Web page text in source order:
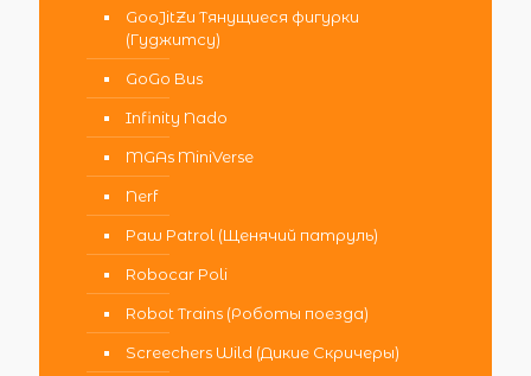
GooJitZu Тянущиеся фигурки
(Гуджитсу)
GoGo Bus
Infinity Nado
MGAs MiniVerse
Nerf
Paw Patrol (Щенячий патруль)
Robocar Poli
Robot Trains (Роботы поезда)
Screechers Wild (Дикие Скричеры)